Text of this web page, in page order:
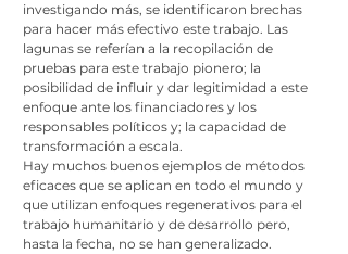
investigando más, se identificaron brechas
para hacer más efectivo este trabajo. Las
lagunas se referían a la recopilación de
pruebas para este trabajo pionero; la
posibilidad de influir y dar legitimidad a este
enfoque ante los financiadores y los
responsables políticos y; la capacidad de
transformación a escala.
Hay muchos buenos ejemplos de métodos
eficaces que se aplican en todo el mundo y
que utilizan enfoques regenerativos para el
trabajo humanitario y de desarrollo pero,
hasta la fecha, no se han generalizado.